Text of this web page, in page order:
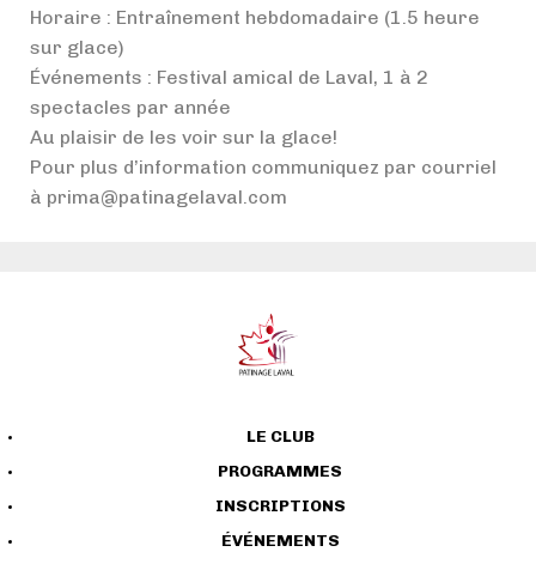
Horaire : Entraînement hebdomadaire (1.5 heure
sur glace)
Événements : Festival amical de Laval, 1 à 2
spectacles par année
Au plaisir de les voir sur la glace!
Pour plus d’information communiquez par courriel
à prima@patinagelaval.com
LE CLUB
PROGRAMMES
INSCRIPTIONS
ÉVÉNEMENTS